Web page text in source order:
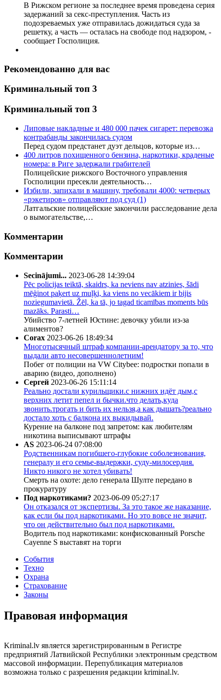
В Рижском регионе за последнее время проведена серия
задержаний за секс-преступления. Часть из
подозреваемых уже отправилась дожидаться суда за
решетку, а часть — осталась на свободе под надзором, -
сообщает Госполиция.
Рекомендованно для вас
Криминальный топ 3
Криминальный топ 3
Липовые накладные и 480 000 пачек сигарет: перевозка
контрабанды закончилась судом
Перед судом предстанет дуэт дельцов, которые из…
400 литров похищенного бензина, наркотики, краденые
номера: в Риге задержали грабителей
Полицейские рижского Восточного управления
Госполиции пресекли деятельность…
Избили, запихали в машину, требовали 4000: четверых
«рэкетиров» отправляют под суд (1)
Латгальские полицейские закончили расследование дела
о вымогательстве,…
Комментарии
Комментарии
Secinājumi... 2023-06-28 14:39:04
Pēc policijas teiktā, skaidrs, ka neviens nav atzinies, šādi
mēģinot paķert uz muļķi, ka viens no vecākiem ir bijis
noziegumavietā. Žēl, ka tā, jo tagad ticamības moments būs
mazāks. Parasti…
Убийство 7-летней Юстине: девочку убили из-за
алиментов?
Corax 2023-06-26 18:49:34
Многотысячный штраф компании-арендатору за то, что
выдали авто несовершеннолетним!
Побег от полиции на VW Citybee: подростки попали в
аварию (видео, дополнено)
Сергей 2023-06-26 15:11:14
Реально достали курильщики.с нижних идёт дым,с
верхних летит пепел и бычки.что делать,куда
звонить.трогать и бить их нельзя,а как дышать?реально
достало хоть с балкона их выкидывай.
Курение на балконе под запретом: как любителям
никотина выписывают штрафы
AS 2023-06-24 07:08:00
Родственникам погибшего-глубокие соболезнования,
генералу и его семье-выдержки, суду-милосердия.
Никто никого не хотел убивать!
Смерть на охоте: дело генерала Шулте передано в
прокуратуру
Под наркотиками? 2023-06-09 05:27:17
Он отказался от экспертизы. За это такое же наказание,
как если бы под наркотиками. Но это вовсе не значит,
что он действительно был под наркотиками.
Водитель под наркотиками: конфискованный Porsche
Cayenne S выставят на торги
События
Техно
Охрана
Страхование
Законы
Правовая информация
Kriminal.lv является зарегистрированным в Регистре
предприятий Латвийской Республики электронным средством
массовой информации. Перепубликация материалов
возможна только с разрешения редакции kriminal.lv.